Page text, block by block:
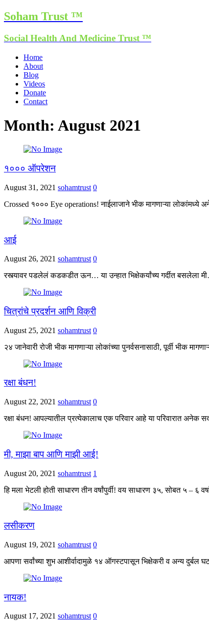
Soham Trust ™
Social Health And Medicine Trust ™
Home
About
Blog
Videos
Donate
Contact
Month: August 2021
१००० ऑपरेशन
August 31, 2021 sohamtrust 0
Crossed १००० Eye operations! नाईलाजाने भीक मागणाऱ्या
आई
August 26, 2021 sohamtrust 0
रस्त्यावर पडलेलं कडकडीत ऊन… या उन्हात भिक्षेकर्यांच्य गर्दीत बसलेला
चित्रांचे प्रदर्शन आणि विक्री
August 25, 2021 sohamtrust 0
२४ जानेवारी रोजी भीक मागणाऱ्या लोकांच्या पुनर्वसनासाठी, पूर्वी भीक
रक्षा बंधन!
August 22, 2021 sohamtrust 0
रक्षा बंधन! आपल्यातील प्रत्येकालाच एक परिवार आहे या परिवारात अनेक
मी, माझा बाप आणि माझी आई!
August 20, 2021 sohamtrust 1
हि मला भेटली होती साधारण तीन वर्षांपुर्वी! वय साधारण ३५, सोबत ५ – ६
लसीकरण
August 19, 2021 sohamtrust 0
आपणा सर्वांच्या शुभ आशीर्वादामुळे १४ ऑगस्टपासून भिक्षेकरी व अन्य
नायक!
August 17, 2021 sohamtrust 0